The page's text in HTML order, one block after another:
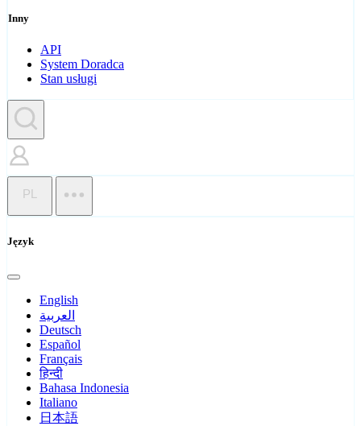
Inny
API
System Doradca
Stan usługi
PL
Język
English
العربية
Deutsch
Español
Français
हिन्दी
Bahasa Indonesia
Italiano
日本語